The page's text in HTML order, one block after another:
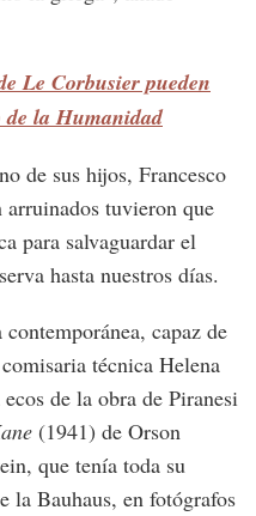
Le Corbusier pueden
la Humanidad
de sus hijos, Francesco
tuvieron que
para salvaguardar el
hasta nuestros días.
capaz de
técnica Helena
de la obra de Piranesi
(1941) de Orson
que tenía toda su
la Bauhaus, en fotógrafos